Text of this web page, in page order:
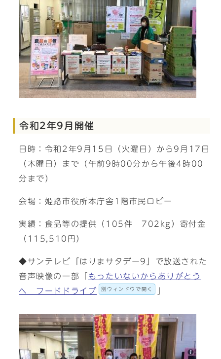
令和2年9月開催
日時：令和2年9月15日（火曜日）から9月17日
（木曜日）まで（午前9時00分から午後4時00
分まで）
会場：姫路市役所本庁舎1階市民ロビー
実績：食品等の提供（105件 702kg）寄付金
（115,510円）
◆サンテレビ「はりまサタデー9」で放送された
音声映像の一部「 もったいないからありがとう
へ フードドライブ
別ウィンドウで開く